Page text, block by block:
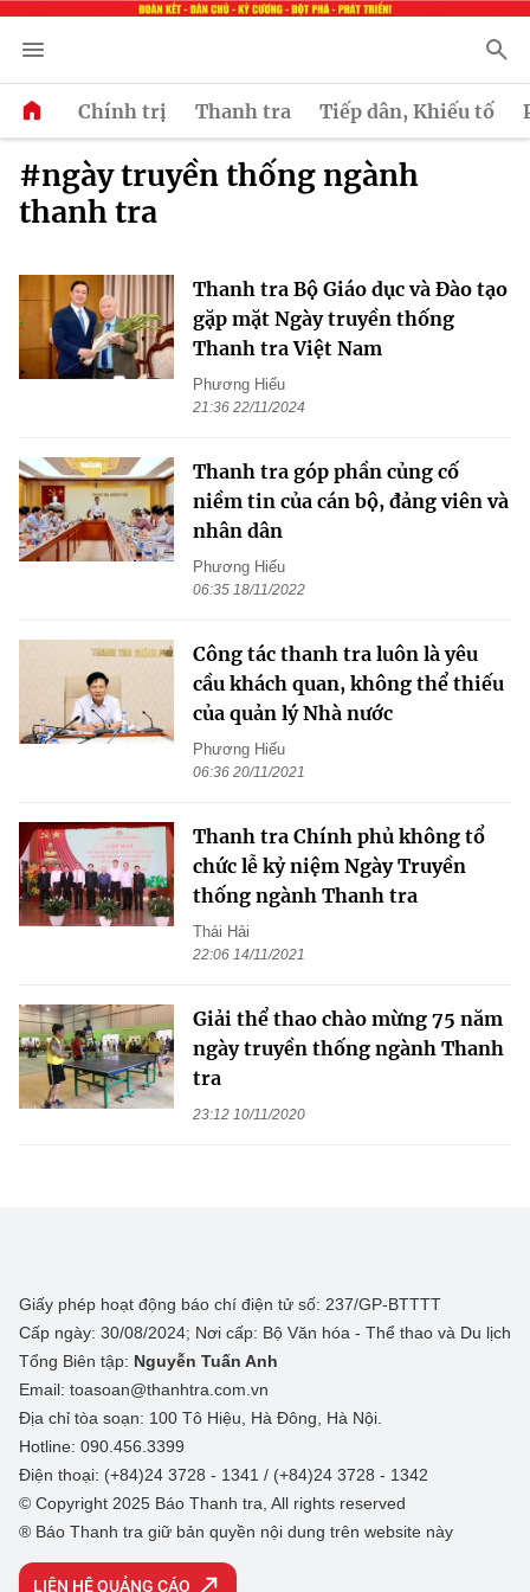
Chính trị Thanh tra Tiếp dân, Khiếu tố
#ngày truyền thống ngành
thanh tra
Thanh tra Bộ Giáo dục và Đào tạo
gặp mặt Ngày truyền thống
Thanh tra Việt Nam
Phương Hiếu
21:36 22/11/2024
Thanh tra góp phần củng cố
niềm tin của cán bộ, đảng viên và
nhân dân
Phương Hiếu
06:35 18/11/2022
Công tác thanh tra luôn là yêu
cầu khách quan, không thể thiếu
của quản lý Nhà nước
Phương Hiếu
06:36 20/11/2021
Thanh tra Chính phủ không tổ
chức lễ kỷ niệm Ngày Truyền
thống ngành Thanh tra
Thái Hải
22:06 14/11/2021
Giải thể thao chào mừng 75 năm
ngày truyền thống ngành Thanh
tra
23:12 10/11/2020
Giấy phép hoạt động báo chí điện tử số: 237/GP-BTTTT
Cấp ngày: 30/08/2024; Nơi cấp: Bộ Văn hóa - Thể thao và Du lịch
Tổng Biên tập: Nguyễn Tuấn Anh
Email: toasoan@thanhtra.com.vn
Địa chỉ tòa soạn: 100 Tô Hiệu, Hà Đông, Hà Nội.
Hotline: 090.456.3399
Điện thoại: (+84)24 3728 - 1341 / (+84)24 3728 - 1342
© Copyright 2025 Báo Thanh tra, All rights reserved
® Báo Thanh tra giữ bản quyền nội dung trên website này
LIÊN HỆ QUẢNG CÁO